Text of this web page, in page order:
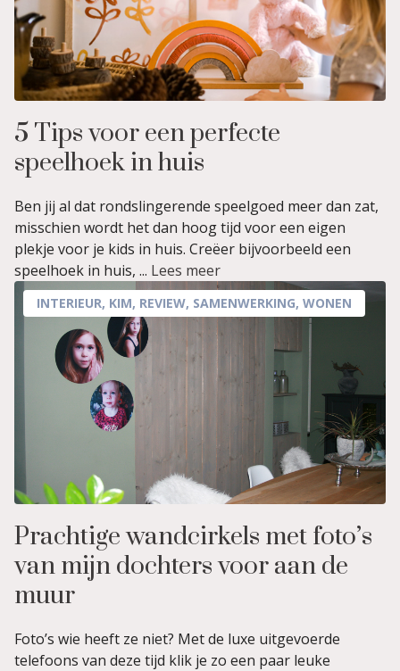
5 Tips voor een perfecte
speelhoek in huis
Ben jij al dat rondslingerende speelgoed meer dan zat,
misschien wordt het dan hoog tijd voor een eigen
plekje voor je kids in huis. Creëer bijvoorbeeld een
speelhoek in huis, ... Lees meer
INTERIEUR, KIM, REVIEW, SAMENWERKING, WONEN
Prachtige wandcirkels met foto’s
van mijn dochters voor aan de
muur
Foto’s wie heeft ze niet? Met de luxe uitgevoerde
telefoons van deze tijd klik je zo een paar leuke